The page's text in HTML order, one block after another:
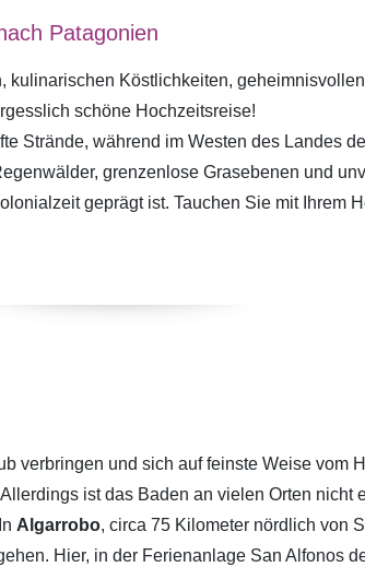
Patagonien
Köstlichkeiten,
schöne Hochzeitsreise!
Strände, während im Westen des Landes
grenzenlose Grasebenen und
geprägt ist. Tauchen Sie mit Ihrem
verbringen und sich auf feinste Weise vom
ist das Baden an vielen Orten nicht
Algarrobo, circa 75 Kilometer nördlich von
Hier, in der Ferienanlage San Alfonos